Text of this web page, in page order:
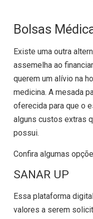
Bolsas
Existe uma outra
assemelha ao
querem um alívio na
medicina. A mesada
oferecida para que o
alguns custos extras
possui.
Confira algumas
SANAR UP
Essa plataforma
valores a serem